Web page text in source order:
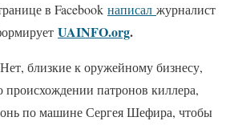
в Facebook написал журналист
UAINFO.org.
близкие к оружейному бизнесу,
патронов киллера,
по машине Сергея Шефира, чтобы